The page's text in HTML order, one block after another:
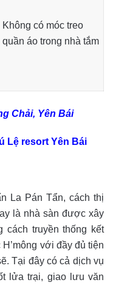
Không có móc treo
quần áo trong nhà tắm
Chải, Yên Bái
Lệ resort Yên Bái
La Pán Tẩn, cách thị
là nhà sàn được xây
cách truyền thống kết
với đầy đủ tiện
Tại đây có cả dịch vụ
lửa trại, giao lưu văn